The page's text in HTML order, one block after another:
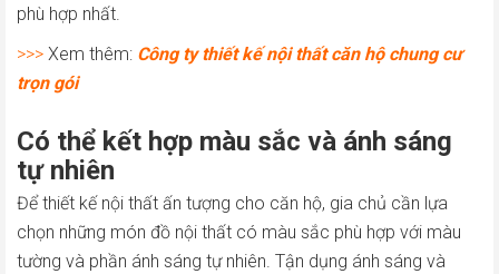
phù hợp nhất.
>>> Xem thêm: Công ty thiết kế nội thất căn hộ chung cư
trọn gói
Có thể kết hợp màu sắc và ánh sáng
tự nhiên
Để thiết kế nội thất ấn tượng cho căn hộ, gia chủ cần lựa
chọn những món đồ nội thất có màu sắc phù hợp với màu
tường và phần ánh sáng tự nhiên. Tận dụng ánh sáng và